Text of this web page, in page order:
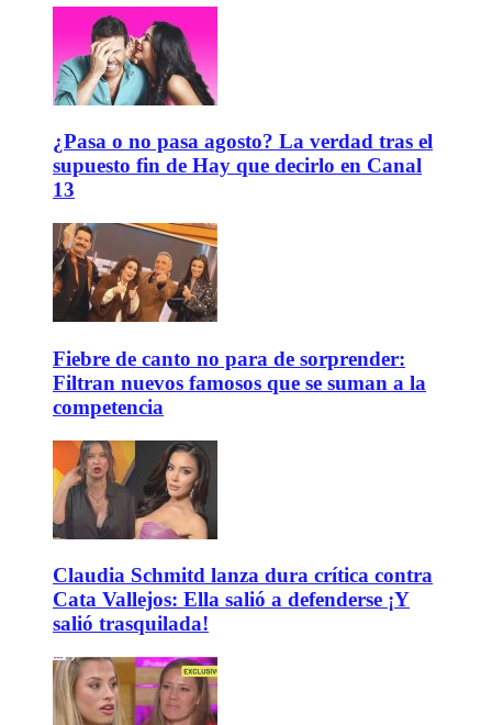
¿Pasa o no pasa agosto? La verdad tras el
supuesto fin de Hay que decirlo en Canal
13
Fiebre de canto no para de sorprender:
Filtran nuevos famosos que se suman a la
competencia
Claudia Schmitd lanza dura crítica contra
Cata Vallejos: Ella salió a defenderse ¡Y
salió trasquilada!